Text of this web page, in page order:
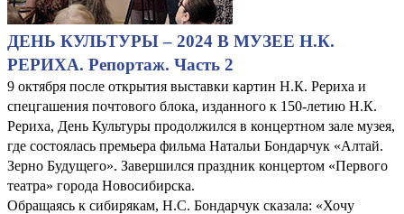
ДЕНЬ КУЛЬТУРЫ – 2024 В МУЗЕЕ Н.К.
РЕРИХА. Репортаж. Часть 2
9 октября после открытия выставки картин Н.К. Рериха и
спецгашения почтового блока, изданного к 150-летию Н.К.
Рериха, День Культуры продолжился в концертном зале музея,
где состоялась премьера фильма Натальи Бондарчук «Алтай.
Зерно Будущего». Завершился праздник концертом «Первого
театра» города Новосибирска.
Обращаясь к сибирякам, Н.С. Бондарчук сказала: «Хочу